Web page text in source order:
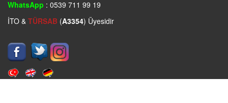
WhatsApp : 0539 711 99 19
İTO & TÜRSAB (A3354) Üyesidir